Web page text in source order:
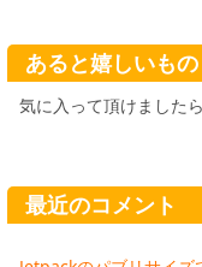
あると嬉しいもの
気に入って頂けました
最近のコメント